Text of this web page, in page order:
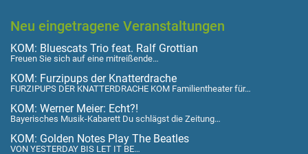
Neu eingetragene Veranstaltungen
KOM: Bluescats Trio feat. Ralf Grottian
Freuen Sie sich auf eine mitreißende…
KOM: Furzipups der Knatterdrache
FURZIPUPS DER KNATTERDRACHE KOM Familientheater für…
KOM: Werner Meier: Echt?!
Bayerisches Musik-Kabarett Du schlägst die Zeitung…
KOM: Golden Notes Play The Beatles
VON YESTERDAY BIS LET IT BE…